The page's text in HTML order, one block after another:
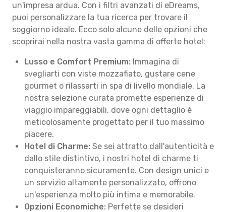
un'impresa ardua. Con i filtri avanzati di eDreams,
puoi personalizzare la tua ricerca per trovare il
soggiorno ideale. Ecco solo alcune delle opzioni che
scoprirai nella nostra vasta gamma di offerte hotel:
Lusso e Comfort Premium: Immagina di
svegliarti con viste mozzafiato, gustare cene
gourmet o rilassarti in spa di livello mondiale. La
nostra selezione curata promette esperienze di
viaggio impareggiabili, dove ogni dettaglio è
meticolosamente progettato per il tuo massimo
piacere.
Hotel di Charme: Se sei attratto dall'autenticità e
dallo stile distintivo, i nostri hotel di charme ti
conquisteranno sicuramente. Con design unici e
un servizio altamente personalizzato, offrono
un'esperienza molto più intima e memorabile.
Opzioni Economiche: Perfette se desideri